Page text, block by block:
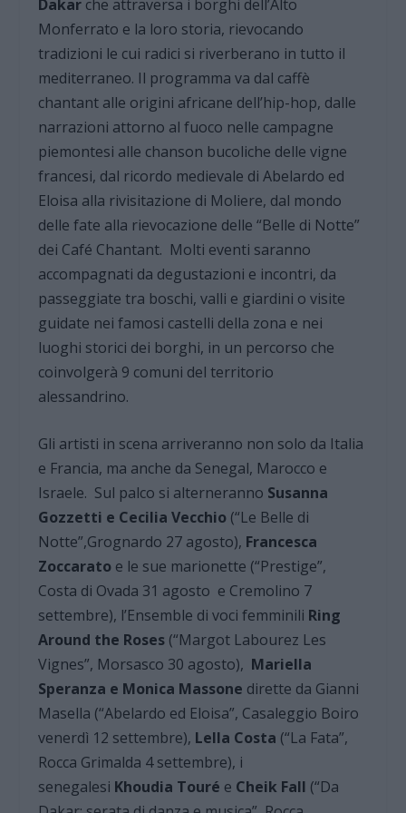
Dakar che attraversa i borghi dell’Alto
Monferrato e la loro storia, rievocando
tradizioni le cui radici si riverberano in tutto il
mediterraneo. Il programma va dal caffè
chantant alle origini africane dell’hip-hop, dalle
narrazioni attorno al fuoco nelle campagne
piemontesi alle chanson bucoliche delle vigne
francesi, dal ricordo medievale di Abelardo ed
Eloisa alla rivisitazione di Moliere, dal mondo
delle fate alla rievocazione delle “Belle di Notte”
dei Café Chantant. Molti eventi saranno
accompagnati da degustazioni e incontri, da
passeggiate tra boschi, valli e giardini o visite
guidate nei famosi castelli della zona e nei
luoghi storici dei borghi, in un percorso che
coinvolgerà 9 comuni del territorio
alessandrino.
Gli artisti in scena arriveranno non solo da Italia
e Francia, ma anche da Senegal, Marocco e
Israele. Sul palco si alterneranno Susanna
Gozzetti e Cecilia Vecchio (“Le Belle di
Notte”,Grognardo 27 agosto), Francesca
Zoccarato e le sue marionette (“Prestige”,
Costa di Ovada 31 agosto e Cremolino 7
settembre), l’Ensemble di voci femminili Ring
Around the Roses (“Margot Labourez Les
Vignes”, Morsasco 30 agosto), Mariella
Speranza e Monica Massone dirette da Gianni
Masella (“Abelardo ed Eloisa”, Casaleggio Boiro
venerdì 12 settembre), Lella Costa (“La Fata”,
Rocca Grimalda 4 settembre), i
senegalesi Khoudia Touré e Cheik Fall (“Da